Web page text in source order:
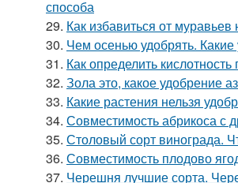
способа
29. Как избавиться от
30. Чем осенью удобрять. Какие
31. Как определить
32. Зола это, какое удобрение
33. Какие растения нельзя
34. Совместимость абрикоса с
35. Столовый сорт винограда.
36. Совместимость плодово
37. Черешня лучшие сорта.